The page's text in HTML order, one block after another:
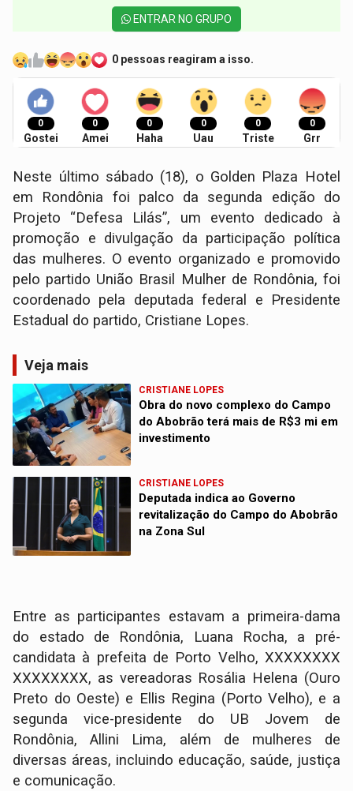
ENTRAR NO GRUPO
0 pessoas reagiram a isso.
0
Gostei
0
Amei
0
Haha
0
Uau
0
Triste
0
Grr
Neste último sábado (18), o Golden Plaza Hotel
em Rondônia foi palco da segunda edição do
Projeto “Defesa Lilás”, um evento dedicado à
promoção e divulgação da participação política
das mulheres. O evento organizado e promovido
pelo partido União Brasil Mulher de Rondônia, foi
coordenado pela deputada federal e Presidente
Estadual do partido, Cristiane Lopes.
Veja mais
CRISTIANE LOPES
Obra do novo complexo do Campo
do Abobrão terá mais de R$3 mi em
investimento
CRISTIANE LOPES
Deputada indica ao Governo
revitalização do Campo do Abobrão
na Zona Sul
Entre as participantes estavam a primeira-dama
do estado de Rondônia, Luana Rocha, a pré-
candidata à prefeita de Porto Velho, XXXXXXXX
XXXXXXXX, as vereadoras Rosália Helena (Ouro
Preto do Oeste) e Ellis Regina (Porto Velho), e a
segunda vice-presidente do UB Jovem de
Rondônia, Allini Lima, além de mulheres de
diversas áreas, incluindo educação, saúde, justiça
e comunicação.